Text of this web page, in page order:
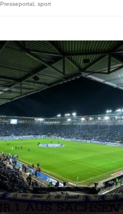
Presseportal , sport